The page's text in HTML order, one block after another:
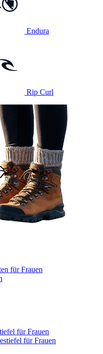
Endura
Rip Curl
für Frauen
für Frauen
für Frauen